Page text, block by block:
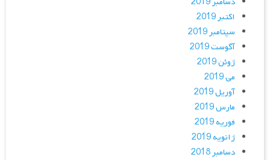
اکتبر 2019
سپتامبر 2019
آگوست 2019
ژوئن 2019
می 2019
آوریل 2019
مارس 2019
فوریه 2019
ژانویه 2019
دسامبر 2018